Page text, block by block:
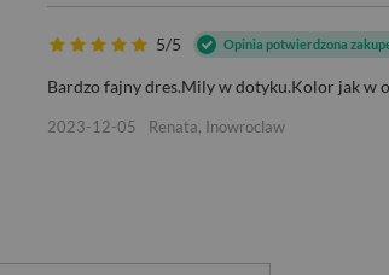
5/5 Opinia potwierdzona
Bardzo fajny dres.Mily w dotyku.Kolor jak w
2023-12-05 Renata, Inowroclaw